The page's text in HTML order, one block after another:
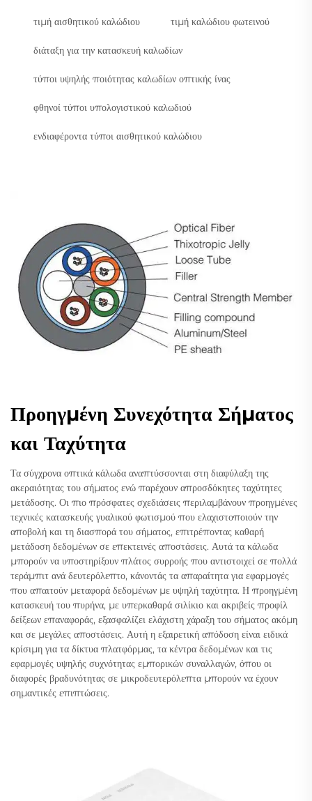
τιμή αισθητικού καλώδιου τιμή καλώδιου φωτεινού
διάταξη για την κατασκευή καλωδίων
τύποι υψηλής ποιότητας καλωδίων οπτικής ίνας
φθηνοί τύποι υπολογιστικού καλωδιού
ενδιαφέροντα τύποι αισθητικού καλώδιου
Προηγμένη Συνεχότητα Σήματος
και Ταχύτητα
Τα σύγχρονα οπτικά κάλωδα αναπτύσσονται στη διαφύλαξη της
ακεραιότητας του σήματος ενώ παρέχουν απροσδόκητες ταχύτητες
μετάδοσης. Οι πιο πρόσφατες σχεδιάσεις περιλαμβάνουν προηγμένες
τεχνικές κατασκευής γυαλικού φωτισμού που ελαχιστοποιούν την
αποβολή και τη διασπορά του σήματος, επιτρέποντας καθαρή
μετάδοση δεδομένων σε επεκτεινές αποστάσεις. Αυτά τα κάλωδα
μπορούν να υποστηρίξουν πλάτος συρροής που αντιστοιχεί σε πολλά
τεράμπιτ ανά δευτερόλεπτο, κάνοντάς τα απαραίτητα για εφαρμογές
που απαιτούν μεταφορά δεδομένων με υψηλή ταχύτητα. Η προηγμένη
κατασκευή του πυρήνα, με υπερκαθαρά σιλίκιο και ακριβείς προφίλ
δείξεων επαναφοράς, εξασφαλίζει ελάχιστη χάραξη του σήματος ακόμη
και σε μεγάλες αποστάσεις. Αυτή η εξαιρετική απόδοση είναι ειδικά
κρίσιμη για τα δίκτυα πλατφόρμας, τα κέντρα δεδομένων και τις
εφαρμογές υψηλής συχνότητας εμπορικών συναλλαγών, όπου οι
διαφορές βραδυνότητας σε μικροδευτερόλεπτα μπορούν να έχουν
σημαντικές επιπτώσεις.